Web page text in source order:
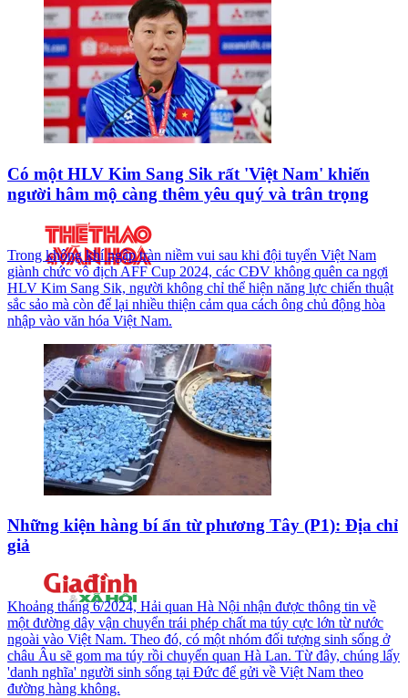
Có một HLV Kim Sang Sik rất 'Việt Nam' khiến
người hâm mộ càng thêm yêu quý và trân trọng
Trong không khí ngập tràn niềm vui sau khi đội tuyển Việt Nam
giành chức vô địch AFF Cup 2024, các CĐV không quên ca ngợi
HLV Kim Sang Sik, người không chỉ thể hiện năng lực chiến thuật
sắc sảo mà còn để lại nhiều thiện cảm qua cách ông chủ động hòa
nhập vào văn hóa Việt Nam.
Những kiện hàng bí ẩn từ phương Tây (P1): Địa chỉ
giả
Khoảng tháng 6/2024, Hải quan Hà Nội nhận được thông tin về
một đường dây vận chuyển trái phép chất ma túy cực lớn từ nước
ngoài vào Việt Nam. Theo đó, có một nhóm đối tượng sinh sống ở
châu Âu sẽ gom ma túy rồi chuyển quan Hà Lan. Từ đây, chúng lấy
'danh nghĩa' người sinh sống tại Đức để gửi về Việt Nam theo
đường hàng không.